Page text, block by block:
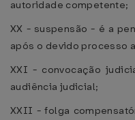
autoridade competente;
XX - suspensão - é a
após o devido processo
XXI - convocação
audiência judicial;
XXII - folga